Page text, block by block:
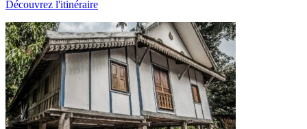
Découvrez l'itinéraire